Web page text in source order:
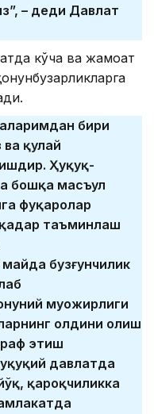
– деди Давлат
кўча ва жамоат
бири
қулай
Ҳуқуқ-
бошқа масъул
фуқаролар
таъминлаш
бузғунчилик
муҳожирлиги
олдини олиш
этиш
давлатда
қароқчиликка